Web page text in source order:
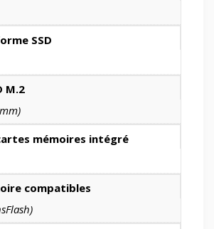
SSD
M.2
mémoires intégré
compatibles